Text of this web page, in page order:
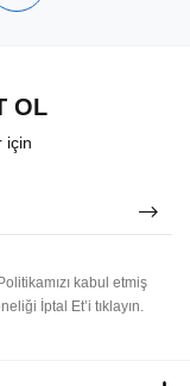
OL
için
kabul etmiş
İptal Et’i tıklayın.